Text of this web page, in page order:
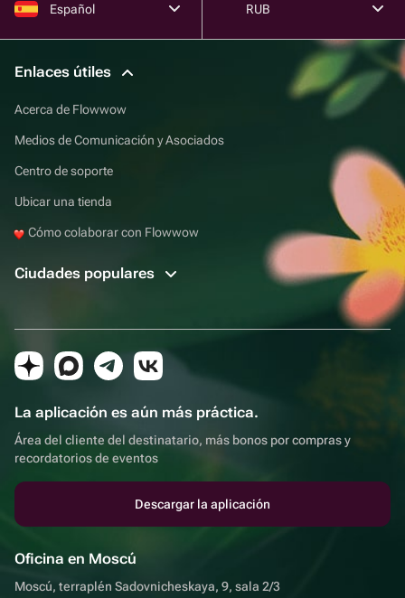
Español RUB
Enlaces útiles
Acerca de Flowwow
Medios de Comunicación y Asociados
Centro de soporte
Ubicar una tienda
Cómo colaborar con Flowwow
Ciudades populares
La aplicación es aún más práctica.
Área del cliente del destinatario, más bonos por compras y
recordatorios de eventos
Descargar la aplicación
Oficina en Moscú
Moscú, terraplén Sadovnicheskaya, 9, sala 2/3